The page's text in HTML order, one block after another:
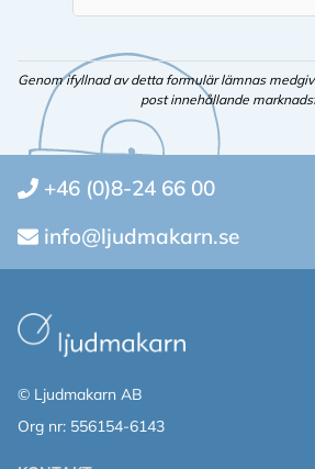
Genom ifyllnad av detta formulär lämnas
post innehållande
+46 (0)8-24 66 00
info@ljudmakarn.se
© Ljudmakarn AB
Org nr: 556154-6143